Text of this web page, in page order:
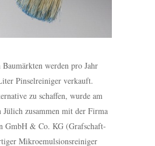
werden pro Jahr
Pinselreiniger verkauft.
zu schaffen, wurde am
Jülich zusammen mit der Firma
GmbH & Co. KG (Grafschaft-
Mikroemulsionsreiniger